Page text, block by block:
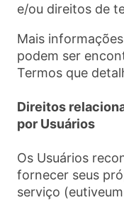
e/ou direitos de
Mais
podem ser
Termos que
Direitos
por Usuários
Os Usuários
fornecer seus
serviço